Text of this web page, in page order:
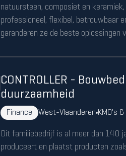
natuursteen, composiet en
professioneel, flexibel, betrouwbaar
garanderen ze de beste oplossingen
CONTROLLER -
duurzaamheid
Finance West-Vlaanderen KMO's
Dit familiebedrijf is al meer dan 140
produceert en plaatst producten